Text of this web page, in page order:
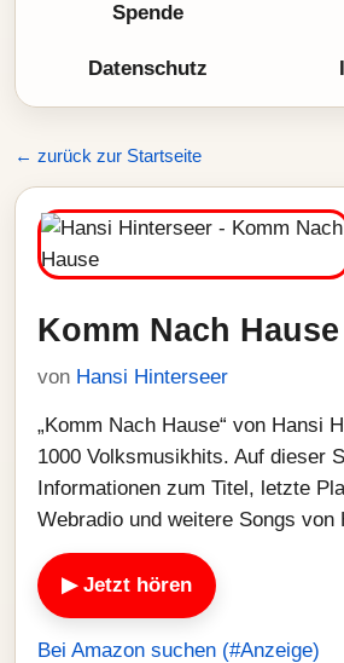
Spende
Datenschutz
← zurück zur Startseite
Komm Nach Hause
von Hansi Hinterseer
„Komm Nach Hause“ von Hansi
1000 Volksmusikhits. Auf dieser
Informationen zum Titel, letzte
Webradio und weitere Songs von
▶ Jetzt hören
Bei Amazon suchen (#Anzeige)